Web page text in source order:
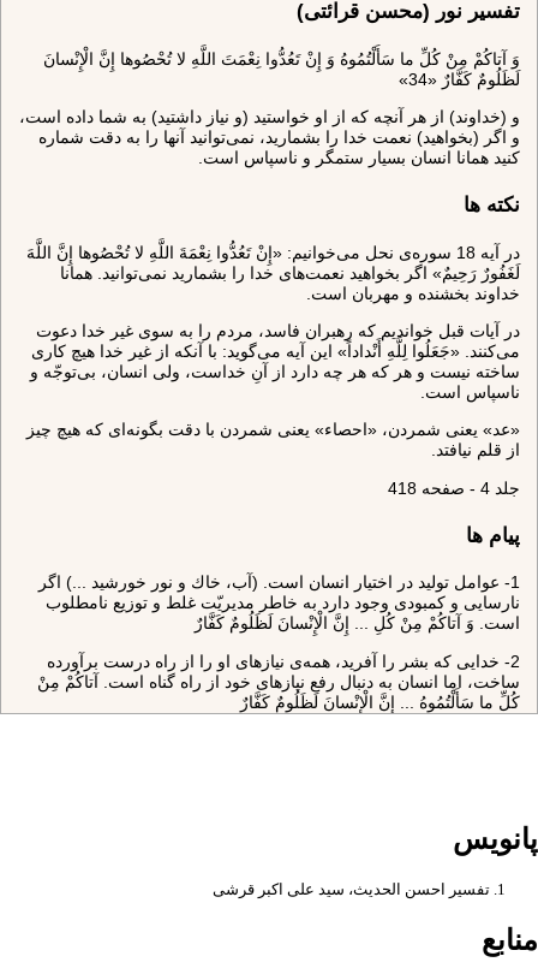
تفسیر نور (محسن قرائتی)
وَ آتاكُمْ مِنْ كُلِّ ما سَأَلْتُمُوهُ وَ إِنْ تَعُدُّوا نِعْمَتَ اللَّهِ لا تُحْصُوها إِنَّ الْإِنْسانَ
لَظَلُومٌ كَفَّارٌ «34»
و (خداوند) از هر آنچه كه از او خواستيد (و نياز داشتيد) به شما داده است،
و اگر (بخواهيد) نعمت خدا را بشماريد، نمى‌توانيد آنها را به دقت شماره
كنيد همانا انسان بسيار ستمگر و ناسپاس است.
نکته ها
در آيه 18 سوره‌ى نحل مى‌خوانيم: «إِنْ تَعُدُّوا نِعْمَةَ اللَّهِ لا تُحْصُوها إِنَّ اللَّهَ
لَغَفُورٌ رَحِيمٌ» اگر بخواهيد نعمت‌هاى خدا را بشماريد نمى‌توانيد. همانا
خداوند بخشنده و مهربان است.
در آيات قبل خوانديم كه رهبران فاسد، مردم را به سوى غير خدا دعوت
مى‌كنند. «جَعَلُوا لِلَّهِ أَنْداداً» اين آيه مى‌گويد: با آنكه از غير خدا هيچ كارى
ساخته نيست و هر كه هر چه دارد از آنِ خداست، ولى انسان، بى‌توجّه و
ناسپاس است.
«عد» يعنى شمردن، «احصاء» يعنى شمردن با دقت بگونه‌اى كه هيچ چيز
از قلم نيافتد.
جلد 4 - صفحه 418
پیام ها
1- عوامل توليد در اختيار انسان است. (آب، خاك و نور خورشيد ...) اگر
نارسايى و كمبودى وجود دارد به خاطر مديريّت غلط و توزيع نامطلوب
است. وَ آتاكُمْ مِنْ كُلِ‌ ... إِنَّ الْإِنْسانَ لَظَلُومٌ كَفَّارٌ
2- خدايى كه بشر را آفريد، همه‌ى نيازهاى او را از راه درست برآورده
ساخت، اما انسان به دنبال رفع نيازهاى خود از راه گناه است. آتاكُمْ مِنْ
كُلِّ ما سَأَلْتُمُوهُ‌ ... إِنَّ الْإِنْسانَ لَظَلُومٌ كَفَّارٌ
5- اگر انسان از نعمت‌هاى الهى درست استفاده نكند، بسيار ستمگر و
پانویس
تفسیر احسن الحدیث، سید علی اکبر قرشی
منابع